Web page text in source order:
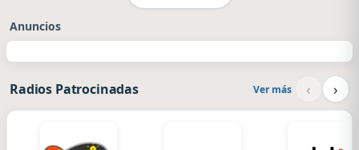
Anuncios
Radios Patrocinadas Ver más ‹ ›